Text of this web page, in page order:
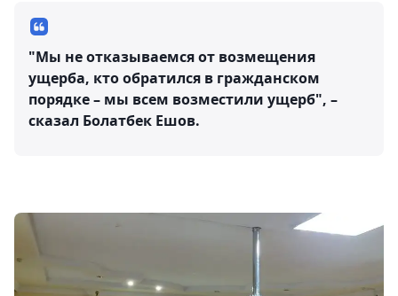
"Мы не отказываемся от возмещения
ущерба, кто обратился в гражданском
порядке – мы всем возместили ущерб", –
сказал Болатбек Ешов.